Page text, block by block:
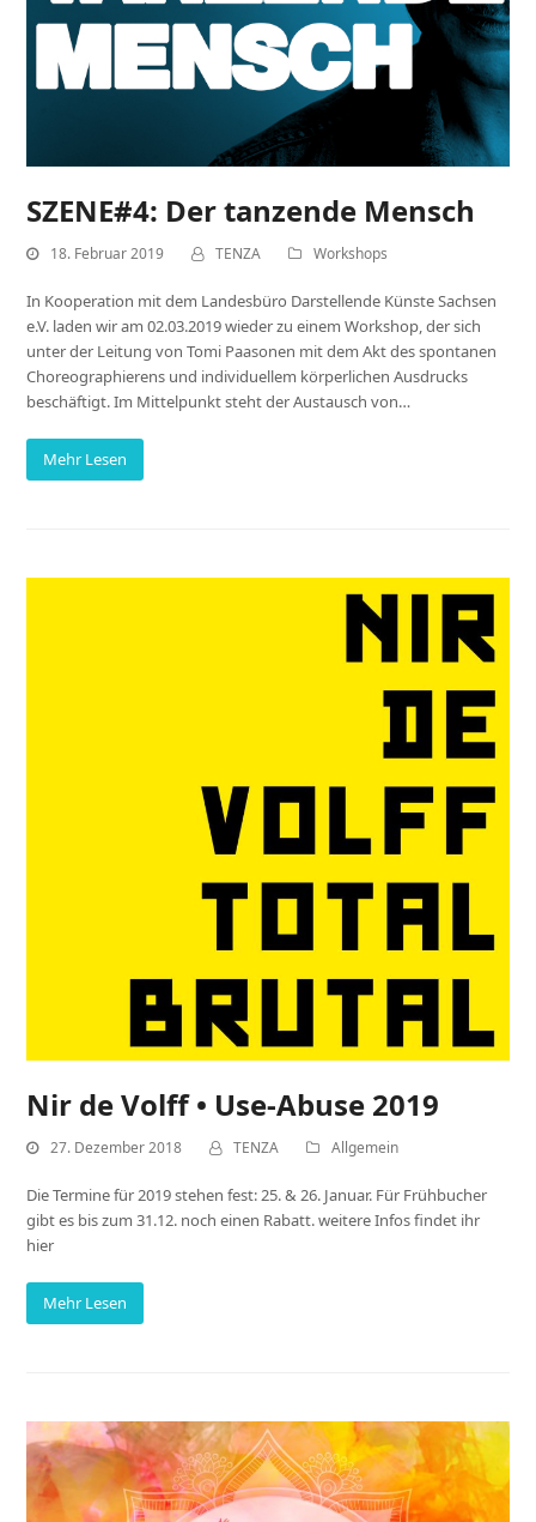
SZENE#4: Der tanzende Mensch
18. Februar 2019 TENZA Workshops
In Kooperation mit dem Landesbüro Darstellende Künste Sachsen
e.V. laden wir am 02.03.2019 wieder zu einem Workshop, der sich
unter der Leitung von Tomi Paasonen mit dem Akt des spontanen
Choreographierens und individuellem körperlichen Ausdrucks
beschäftigt. Im Mittelpunkt steht der Austausch von…
Mehr Lesen
Nir de Volff • Use-Abuse 2019
27. Dezember 2018 TENZA Allgemein
Die Termine für 2019 stehen fest: 25. & 26. Januar. Für Frühbucher
gibt es bis zum 31.12. noch einen Rabatt. weitere Infos findet ihr
hier
Mehr Lesen